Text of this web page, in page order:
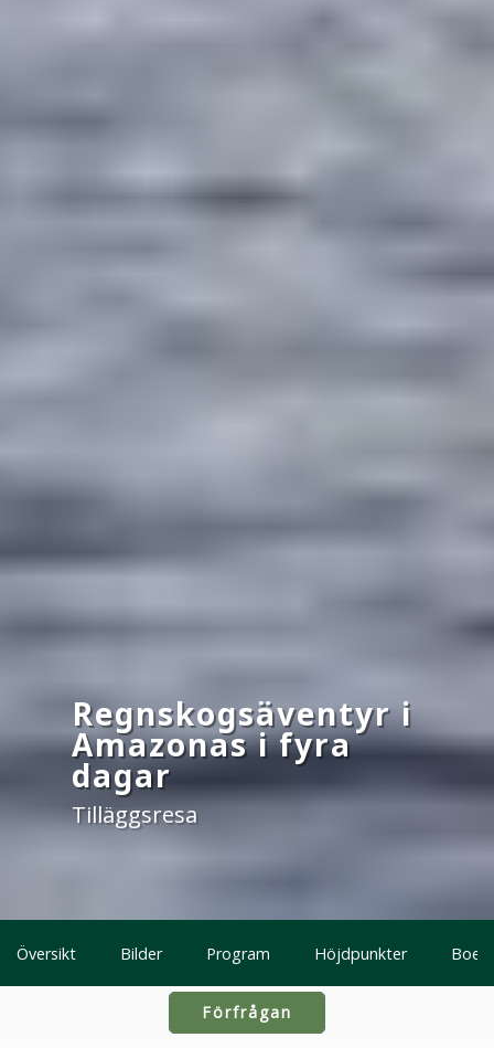
Regnskogsäventyr i
Amazonas i fyra
dagar
Tilläggsresa
Översikt Bilder Program Höjdpunkter
Förfrågan